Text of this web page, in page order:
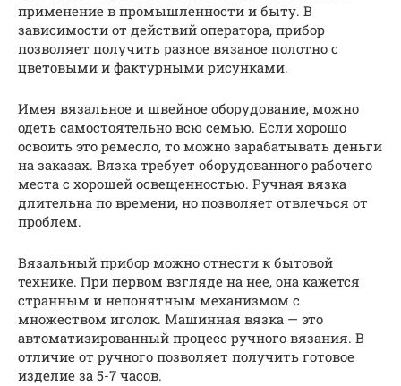
применение в промышленности и быту. В
зависимости от действий оператора, прибор
позволяет получить разное вязаное полотно с
цветовыми и фактурными рисунками.
Имея вязальное и швейное оборудование, можно
одеть самостоятельно всю семью. Если хорошо
освоить это ремесло, то можно зарабатывать деньги
на заказах. Вязка требует оборудованного рабочего
места с хорошей освещенностью. Ручная вязка
длительна по времени, но позволяет отвлечься от
проблем.
Вязальный прибор можно отнести к бытовой
технике. При первом взгляде на нее, она кажется
странным и непонятным механизмом с
множеством иголок. Машинная вязка — это
автоматизированный процесс ручного вязания. В
отличие от ручного позволяет получить готовое
изделие за 5-7 часов.